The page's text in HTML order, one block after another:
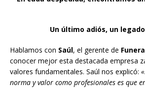
Un último adiós, un
Hablamos con Saúl, el gerente de
conocer mejor esta destacada empresa
valores fundamentales. Saúl nos explicó:
norma y valor como profesionales es que